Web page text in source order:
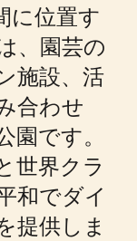
に位置す
、園芸の
施設、活
合わせ
です。
世界クラ
和でダイ
提供しま